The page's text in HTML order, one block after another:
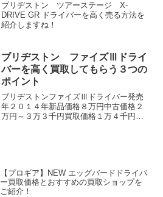
ブリヂストン ツアーステージ X-
DRIVE GR ドライバーを高く売る方法を
紹介しますね！
ブリヂストン ファイズⅢドライ
バーを高く買取してもらう３つの
ポイント
ブリヂストンファイズⅢドライバー発売
年２０１４年新品価格８万円中古価格２
万円～３万３千円買取価格１万４千円～
【プロギア】NEW エッグバードドライバ
ー買取価格とおすすめの買取ショップを
ご紹介！